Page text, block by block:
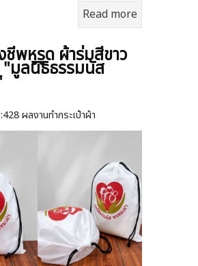
Read more
ชีพหูรูด ผ้าร่มสีขาว
มูลนิธิธรรมนัส
428 ผลงานทำกระเป๋าผ้า